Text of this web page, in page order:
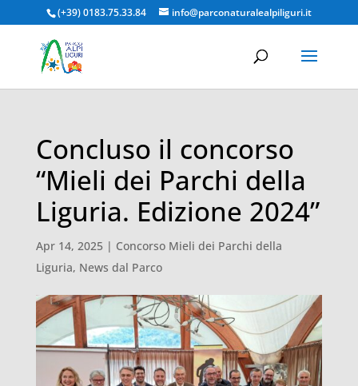
(+39) 0183.75.33.84 info@parconaturalealpiliguri.it
Concluso il concorso
“Mieli dei Parchi della
Liguria. Edizione 2024”
Apr 14, 2025| Concorso Mieli dei Parchi della
Liguria, News dal Parco